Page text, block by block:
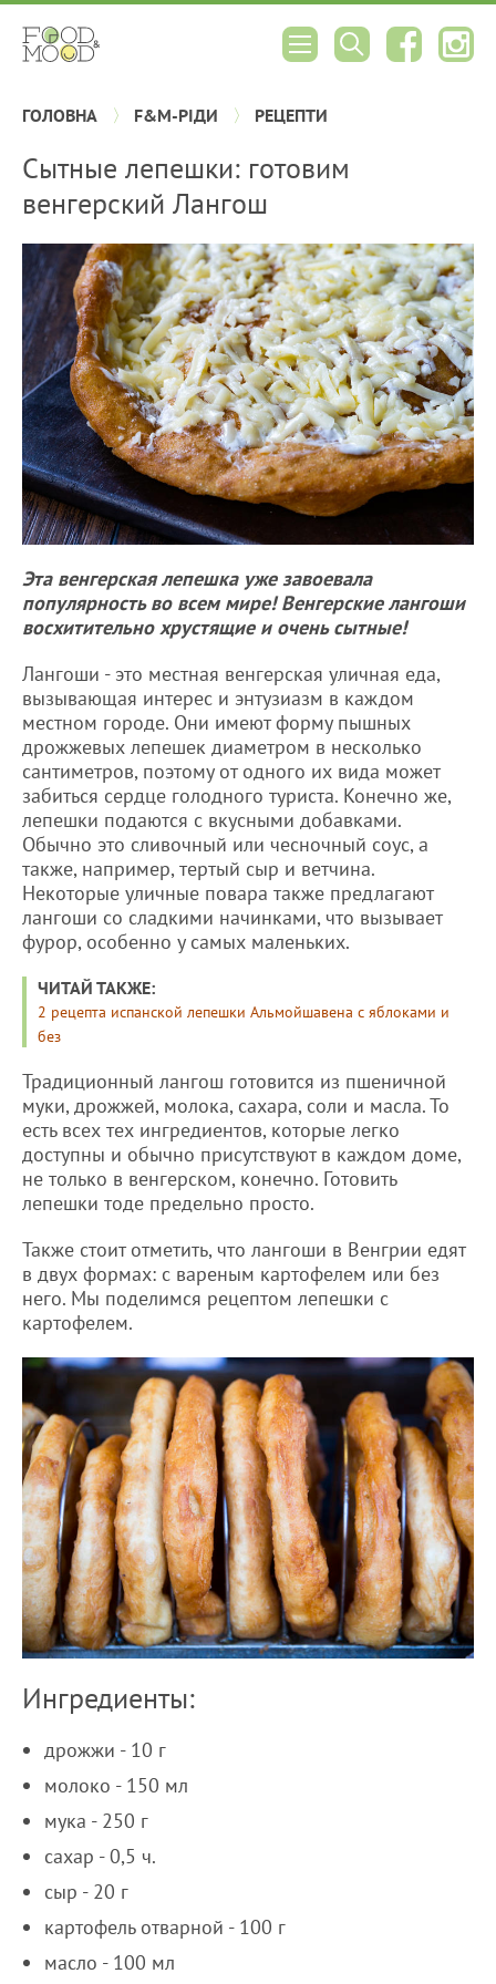
ГОЛОВНА F&M-РІДИ РЕЦЕПТИ
Сытные лепешки: готовим
венгерский Лангош
Эта венгерская лепешка уже завоевала
популярность во всем мире! Венгерские лангоши
восхитительно хрустящие и очень сытные!
Лангоши - это местная венгерская уличная еда,
вызывающая интерес и энтузиазм в каждом
местном городе. Они имеют форму пышных
дрожжевых лепешек диаметром в несколько
сантиметров, поэтому от одного их вида может
забиться сердце голодного туриста. Конечно же,
лепешки подаются с вкусными добавками.
Обычно это сливочный или чесночный соус, а
также, например, тертый сыр и ветчина.
Некоторые уличные повара также предлагают
лангоши со сладкими начинками, что вызывает
фурор, особенно у самых маленьких.
ЧИТАЙ ТАКЖЕ:
2 рецепта испанской лепешки Альмойшавена с яблоками и
без
Традиционный лангош готовится из пшеничной
муки, дрожжей, молока, сахара, соли и масла. То
есть всех тех ингредиентов, которые легко
доступны и обычно присутствуют в каждом доме,
не только в венгерском, конечно. Готовить
лепешки тоде предельно просто.
Также стоит отметить, что лангоши в Венгрии едят
в двух формах: с вареным картофелем или без
него. Мы поделимся рецептом лепешки с
картофелем.
Ингредиенты:
дрожжи - 10 г
молоко - 150 мл
мука - 250 г
сахар - 0,5 ч.
сыр - 20 г
картофель отварной - 100 г
масло - 100 мл